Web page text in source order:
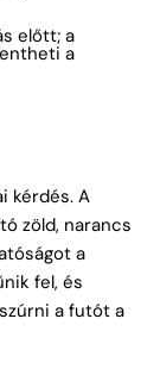
előtt; a
a
kérdés. A
zöld, narancs
a
fel, és
a futót a